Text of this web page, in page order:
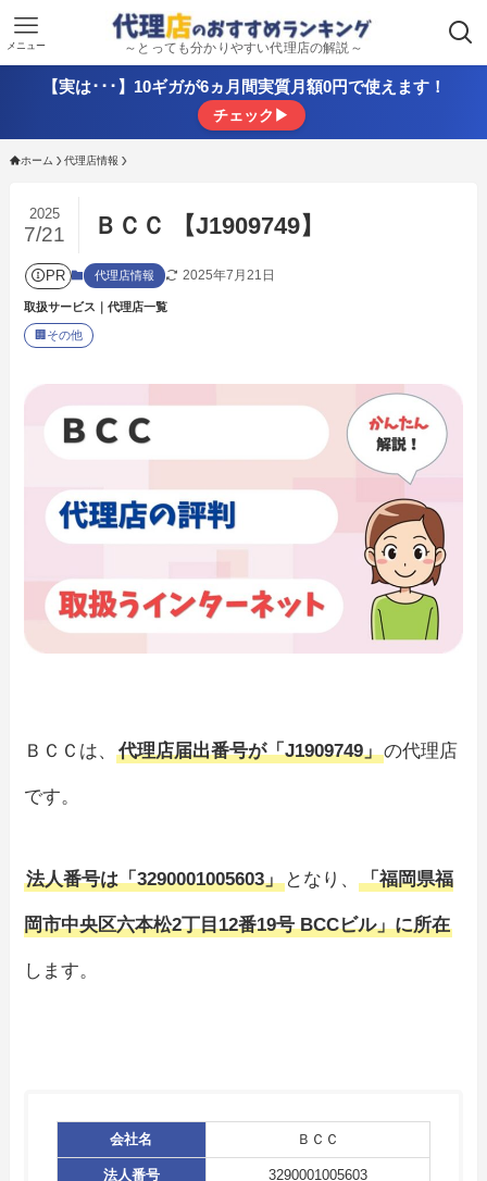
～とっても分かりやすい代理店の解説～
メニュー
【実は･･･】10ギガが6ヵ月間実質月額0円で使えます！
チェック▶
ホーム 代理店情報
ＢＣＣ 【J1909749】
2025
7/21
PR 代理店情報 2025年7月21日
取扱サービス｜代理店一覧
🏢 その他
ＢＣＣは、代理店届出番号が「J1909749」の代理店
です。
法人番号は「3290001005603」 となり、「福岡県福
岡市中央区六本松2丁目12番19号 BCCビル」に所在
します。
会社名 ＢＣＣ
法人番号 3290001005603